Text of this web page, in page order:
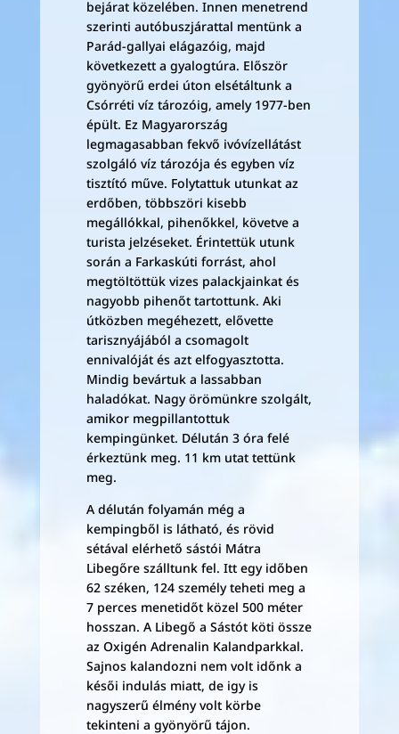
bejárat közelében. Innen menetrend
szerinti autóbuszjárattal mentünk a
Parád-gallyai elágazóig, majd
következett a gyalogtúra. Először
gyönyörű erdei úton elsétáltunk a
Csórréti víz tározóig, amely 1977-ben
épült. Ez Magyarország
legmagasabban fekvő ivóvízellátást
szolgáló víz tározója és egyben víz
tisztító műve. Folytattuk utunkat az
erdőben, többszöri kisebb
megállókkal, pihenőkkel, követve a
turista jelzéseket. Érintettük utunk
során a Farkaskúti forrást, ahol
megtöltöttük vizes palackjainkat és
nagyobb pihenőt tartottunk. Aki
útközben megéhezett, elővette
tarisznyájából a csomagolt
ennivalóját és azt elfogyasztotta.
Mindig bevártuk a lassabban
haladókat. Nagy örömünkre szolgált,
amikor megpillantottuk
kempingünket. Délután 3 óra felé
érkeztünk meg. 11 km utat tettünk
meg.
A délután folyamán még a
kempingből is látható, és rövid
sétával elérhető sástói Mátra
Libegőre szálltunk fel. Itt egy időben
62 széken, 124 személy teheti meg a
7 perces menetidőt közel 500 méter
hosszan. A Libegő a Sástót köti össze
az Oxigén Adrenalin Kalandparkkal.
Sajnos kalandozni nem volt időnk a
késői indulás miatt, de igy is
nagyszerű élmény volt körbe
tekinteni a gyönyörű tájon.